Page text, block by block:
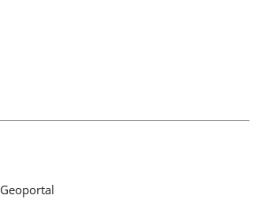
Geoportal